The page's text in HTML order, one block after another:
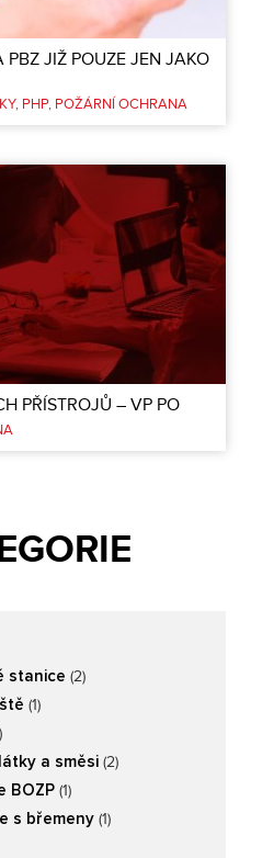
PBZ JIŽ POUZE JEN JAKO
PHP POŽÁRNÍ OCHRANA
PŘÍSTROJŮ – VP PO
stanice (2)
(1)
a směsi (2)
BOZP (1)
s břemeny (1)